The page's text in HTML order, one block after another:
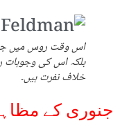
اس وقت روس میں
بلکہ اس کی
خلاف نفرت ہیں۔
جنوری کے